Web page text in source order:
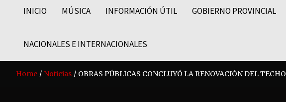
INICIO MÚSICA INFORMACIÓN ÚTIL GOBIERNO PROVINCIAL
NACIONALES E INTERNACIONALES
Home Noticias OBRAS PÚBLICAS CONCLUYÓ LA RENOVACIÓN DEL